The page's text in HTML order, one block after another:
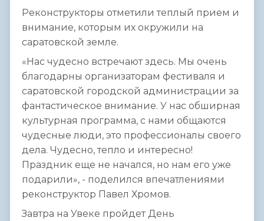
Реконструкторы отметили теплый прием и
внимание, которым их окружили на
саратовской земле.
«Нас чудесно встречают здесь. Мы очень
благодарны организаторам фестиваля и
саратовской городской администрации за
фантастическое внимание. У нас обширная
культурная программа, с нами общаются
чудесные люди, это профессионалы своего
дела. Чудесно, тепло и интересно!
Праздник еще не начался, но нам его уже
подарили», - поделился впечатлениями
реконструктор Павел Хромов.
Завтра на Увеке пройдет День